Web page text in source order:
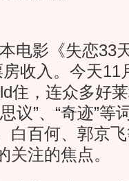
影《失恋33
收入。今天11
住，连众多好
议”、“奇迹”等
白百何、郭京
注的焦点。